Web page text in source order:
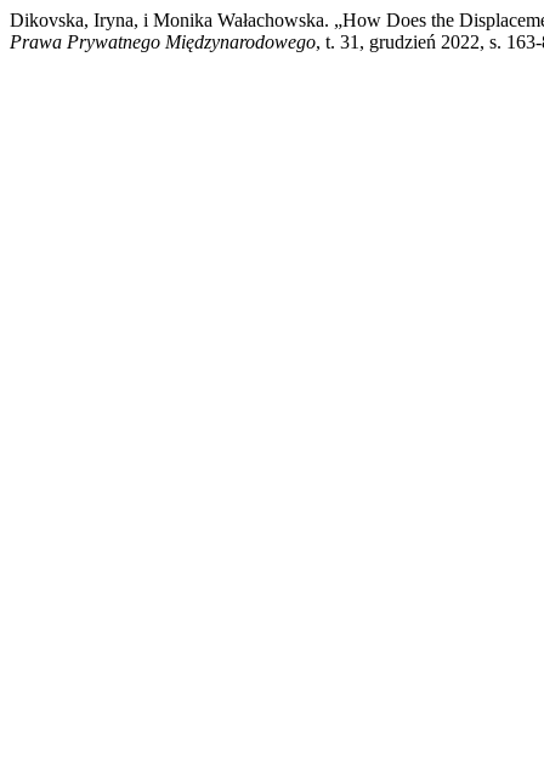
Dikovska, Iryna, i Monika Wałachowska. „How Does the
Prawa Prywatnego Międzynarodowego, t. 31, grudzień 2022, s.